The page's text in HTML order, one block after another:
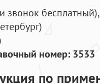
звонок бесплатный),
номер: 3533
по